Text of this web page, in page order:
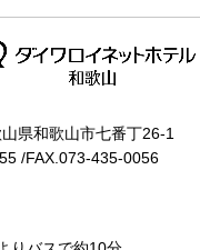
県和歌山市七番丁26-1
/FAX.073-435-0056